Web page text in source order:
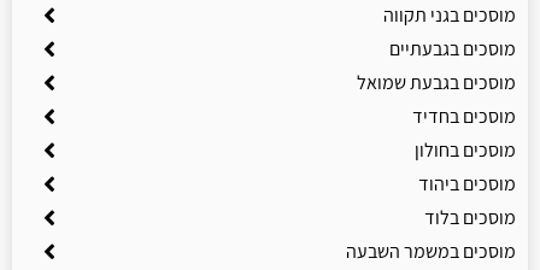
מוסכים בגני תקווה
מוסכים בגבעתיים
מוסכים בגבעת שמואל
מוסכים בחדיד
מוסכים בחולון
מוסכים ביהוד
מוסכים בלוד
מוסכים במשמר השבעה